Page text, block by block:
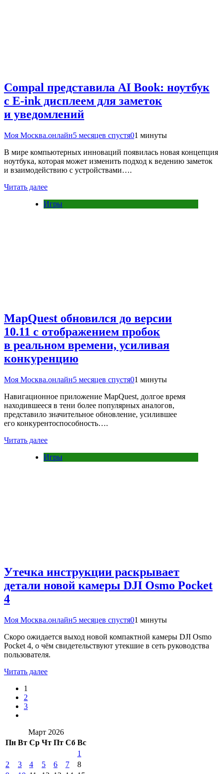
Compal представила AI Book: ноутбук
с E-ink дисплеем для заметок
и уведомлений
Моя Москва.онлайн5 месяцев спустя01 минуты
В мире компьютерных инноваций появилась новая концепция
ноутбука, которая может изменить подход к ведению заметок
и взаимодействию с устройствами….
Читать далее
Игры
MapQuest обновился до версии
10.11 с отображением пробок
в реальном времени, усиливая
конкуренцию
Моя Москва.онлайн5 месяцев спустя01 минуты
Навигационное приложение MapQuest, долгое время
находившееся в тени более популярных аналогов,
представило значительное обновление, усилившее
его конкурентоспособность….
Читать далее
Игры
Утечка инструкции раскрывает
детали новой камеры DJI Osmo Pocket
4
Моя Москва.онлайн5 месяцев спустя01 минуты
Скоро ожидается выход новой компактной камеры DJI Osmo
Pocket 4, о чём свидетельствуют утекшие в сеть руководства
пользователя.
Читать далее
1
2
3
Март 2026
Пн Вт Ср Чт Пт Сб Вс
1
2
3 4 5 6 7
8